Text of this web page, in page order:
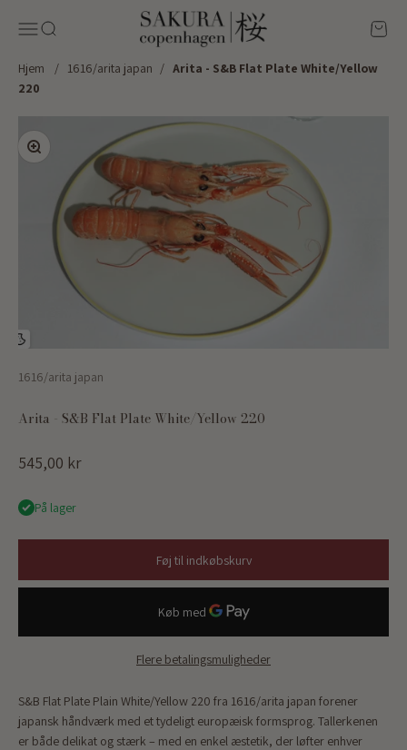
MenuSøg
Sakura Copenhagen
Kurv
Hjem / 1616/arita japan / Arita - S&B Flat Plate White/Yellow
220
Zoom
1616/arita japan
Arita - S&B Flat Plate White/Yellow 220
Salgspris
545,00 kr
På lager
Føj til indkøbskurv
Flere betalingsmuligheder
S&B Flat Plate Plain White/Yellow 220 fra 1616/arita japan forener
japansk håndværk med et tydeligt europæisk formsprog. Tallerkenen
er både delikat og stærk – med en enkel æstetik, der løfter enhver